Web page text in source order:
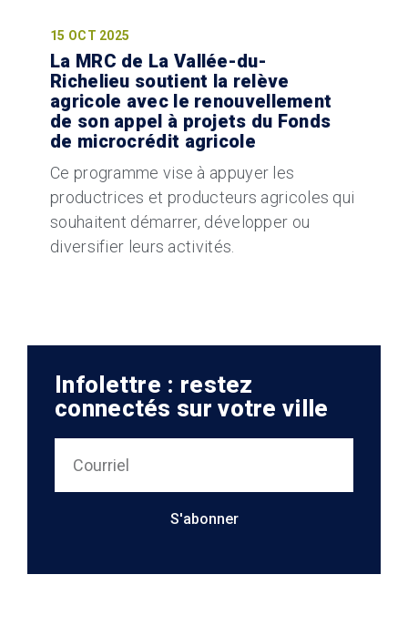
15 OCT 2025
La MRC de La Vallée-du-
Richelieu soutient la relève
agricole avec le renouvellement
de son appel à projets du Fonds
de microcrédit agricole
Ce programme vise à appuyer les
productrices et producteurs agricoles qui
souhaitent démarrer, développer ou
diversifier leurs activités.
Infolettre : restez
connectés sur votre ville
S'abonner